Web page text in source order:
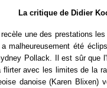
La critique de Didier
une des prestations
malheureusement été
Pollack. Il est sûr que
avec les limites de la
danoise (Karen Blixen)